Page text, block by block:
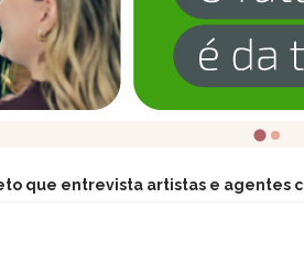
que entrevista artistas e agentes